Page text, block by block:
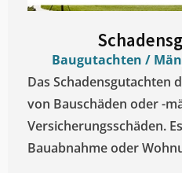
Baugutachten /
Das Schadensgutachten
von Bauschäden oder -
Versicherungsschäden.
Bauabnahme oder